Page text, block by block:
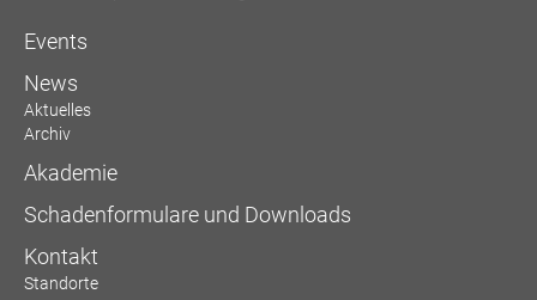
Events
News
Aktuelles
Archiv
Akademie
Schadenformulare und Downloads
Kontakt
Standorte